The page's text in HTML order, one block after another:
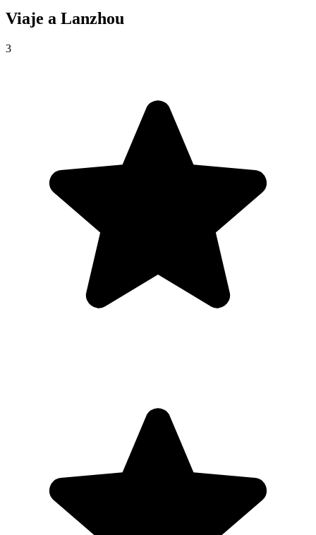
Viaje a Lanzhou
3